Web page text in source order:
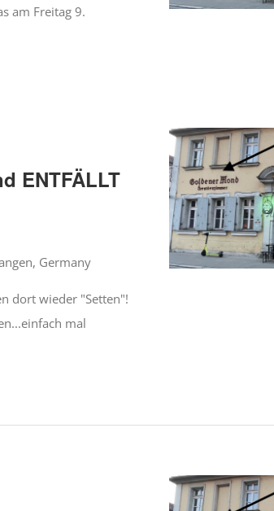
am Freitag 9.
ENTFÄLLT
Germany
dort wieder "Setten"!
mal